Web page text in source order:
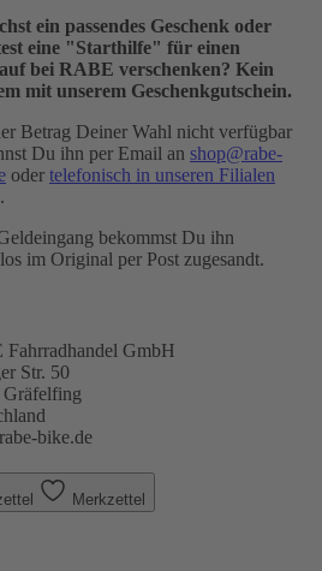
ein passendes Geschenk oder
eine "Starthilfe" für einen
bei RABE verschenken? Kein
mit unserem Geschenkgutschein.
Betrag Deiner Wahl nicht verfügbar
Du ihn per Email an shop@rabe-
oder telefonisch in unseren Filialen
bekommst Du ihn
im Original per Post zugesandt.
Fahrradhandel GmbH
Str. 50
Gräfelfing
bike.de
Merkzettel